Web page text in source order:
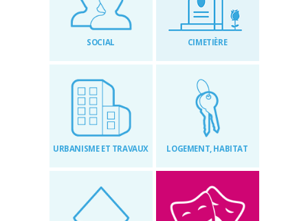
SOCIAL CIMETIÈRE
URBANISME ET TRAVAUX LOGEMENT, HABITAT